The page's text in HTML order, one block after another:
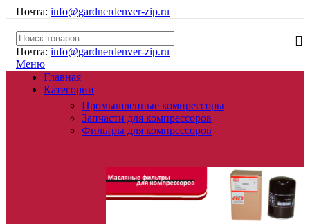
Почта: info@gardnerdenver-zip.ru
Почта: info@gardnerdenver-zip.ru
Меню
Главная
Категории
Промышленные компрессоры
Запчасти для компрессоров
Фильтры для компрессоров